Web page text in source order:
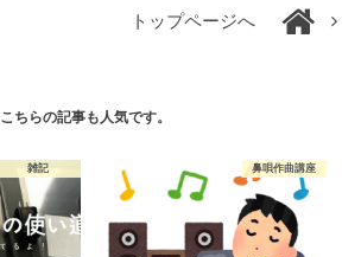
トップページへ
こちらの記事も人気です。
雑記 鼻唄作曲講座